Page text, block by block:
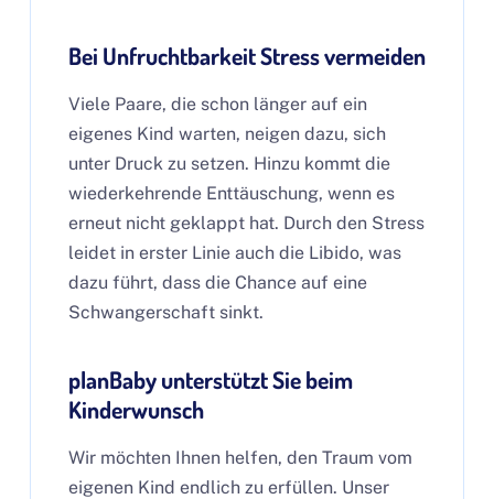
Bei Unfruchtbarkeit Stress vermeiden
Viele Paare, die schon länger auf ein
eigenes Kind warten, neigen dazu, sich
unter Druck zu setzen. Hinzu kommt die
wiederkehrende Enttäuschung, wenn es
erneut nicht geklappt hat. Durch den Stress
leidet in erster Linie auch die Libido, was
dazu führt, dass die Chance auf eine
Schwangerschaft sinkt.
planBaby unterstützt Sie beim
Kinderwunsch
Wir möchten Ihnen helfen, den Traum vom
eigenen Kind endlich zu erfüllen. Unser